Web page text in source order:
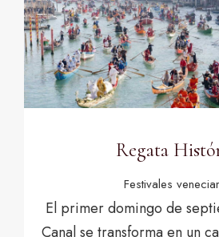
Regata
Festivales
El primer domingo de
Canal se transforma en un